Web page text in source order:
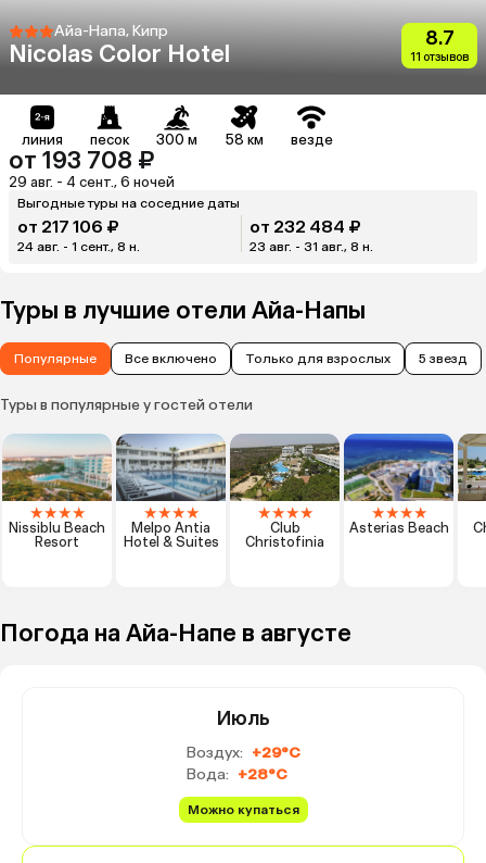
Айа-Напа, Кипр
Nicolas Color Hotel
8.7
11 отзывов
линия песок 300 м 58 км везде
от 193 708 ₽
29 авг. - 4 сент., 6 ночей
Выгодные туры на соседние даты
от 217 106 ₽
24 авг. - 1 сент., 8 н.
от 232 484 ₽
23 авг. - 31 авг., 8 н.
Туры в лучшие отели Айа-Напы
Популярные Все включено Только для взрослых 5 звезд
Туры в популярные у гостей отели
★★★★
Nissiblu Beach
Resort
★★★★
Melpo Antia
Hotel & Suites
★★★★
Club
Christofinia
★★★★
Asterias Beach
Погода на Айа-Напе в августе
Июль
Воздух: +29°C
Вода: +28°C
Можно купаться